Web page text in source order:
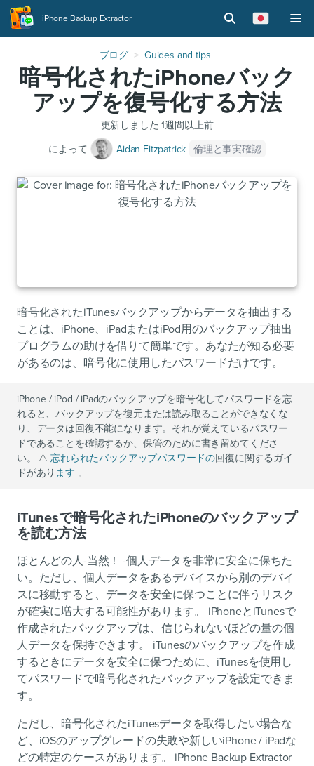
iPhone Backup Extractor
ブログ Guides and tips
暗号化されたiPhoneバック
アップを復号化する方法
更新しました 1週間以上前
によって
Aidan Fitzpatrick 倫理と事実確認
暗号化されたiTunesバックアップからデータを抽出する
ことは、iPhone、iPadまたはiPod用のバックアップ抽出
プログラムの助けを借りて簡単です。あなたが知る必要
があるのは、暗号化に使用したパスワードだけです。
iPhone / iPod / iPadのバックアップを暗号化してパスワードを忘
れると、バックアップを復元または読み取ることができなくな
り、データは回復不能になります。それが覚えているパスワー
ドであることを確認するか、保管のために書き留めてくださ
い。 ⚠️忘れられたバックアップパスワードの回復に関するガイ
ドがあり ます 。
iTunesで暗号化されたiPhoneのバックアップ
を読む方法
ほとんどの人-当然！ -個人データを非常に安全に保ちた
い。ただし、個人データをあるデバイスから別のデバイ
スに移動すると、データを安全に保つことに伴うリスク
が確実に増大する可能性があります。 iPhoneとiTunesで
作成されたバックアップは、信じられないほどの量の個
人データを保持できます。 iTunesのバックアップを作成
するときにデータを安全に保つために、iTunesを使用し
てパスワードで暗号化されたバックアップを設定できま
す。
ただし、暗号化されたiTunesデータを取得したい場合な
ど、iOSのアップグレードの失敗や新しいiPhone / iPadな
どの特定のケースがあります。 iPhone Backup Extractor